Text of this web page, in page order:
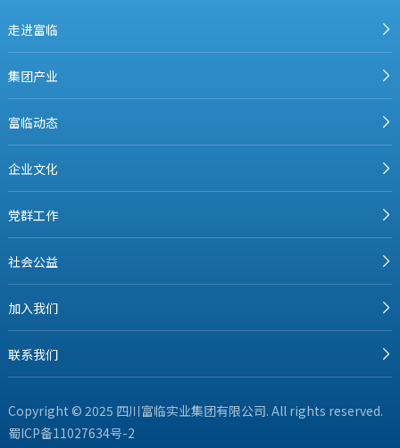
走进富临
集团产业
富临动态
企业文化
党群工作
社会公益
加入我们
联系我们
Copyright © 2025 四川富临实业集团有限公司. All rights reserved.
蜀ICP备11027634号-2